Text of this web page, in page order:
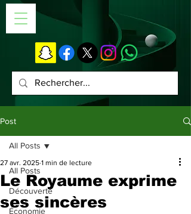
Post
All Posts
Découverte
Économie
All Posts
Le Royaume exprime
ses sincères
27 avr. 2025 1 min de lecture